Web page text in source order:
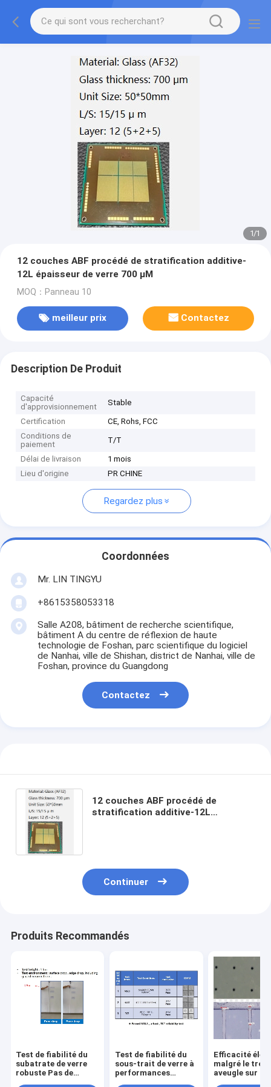
1/1
12 couches ABF procédé de stratification additive-
12L épaisseur de verre 700 μM
MOQ：Panneau 10
meilleur prix Contactez
Description De Produit
Capacité
d'approvisionnement
Stable
Certification
CE, Rohs, FCC
Conditions de
paiement
T/T
Délai de livraison
1 mois
Lieu d'origine
PR CHINE
Regardez plus
Coordonnées
Mr. LIN TINGYU
+8615358053318
Salle A208, bâtiment de recherche scientifique,
bâtiment A du centre de réflexion de haute
technologie de Foshan, parc scientifique du logiciel
de Nanhai, ville de Shishan, district de Nanhai, ville de
Foshan, province du Guangdong
Contactez
12 couches ABF procédé de
stratification additive-12L
Continuer
Produits Recommandés
Test de fiabilité du
subatrate de verre
robuste Pas de
Test de fiabilité du
sous-trait de verre à
performances
Efficacité
malgré le trou
aveugle sur le